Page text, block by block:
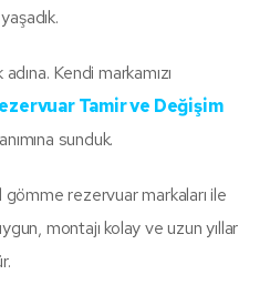
Kendi markamızı
Tamir ve Değişim
sunduk.
rezervuar markaları ile
montajı kolay ve uzun yıllar